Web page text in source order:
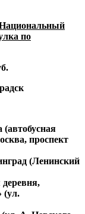
по
.
(автобусная
проспект
(Ленинский
(ул.